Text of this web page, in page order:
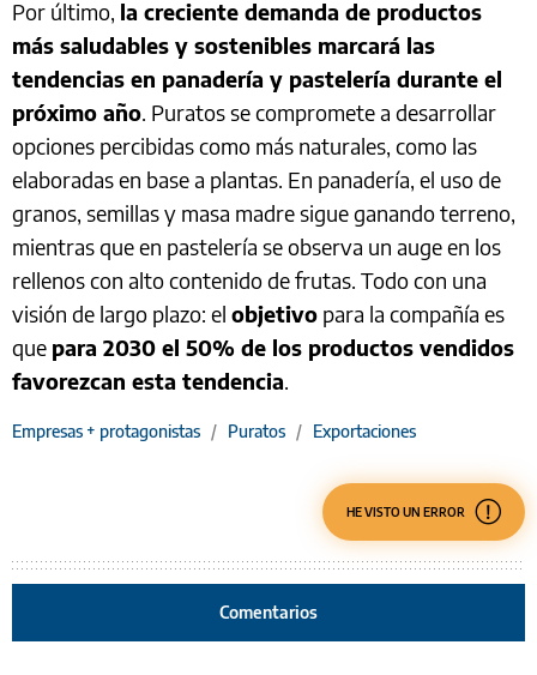
Por último, la creciente demanda de productos
más saludables y sostenibles marcará las
tendencias en panadería y pastelería durante el
próximo año. Puratos se compromete a desarrollar
opciones percibidas como más naturales, como las
elaboradas en base a plantas. En panadería, el uso de
granos, semillas y masa madre sigue ganando terreno,
mientras que en pastelería se observa un auge en los
rellenos con alto contenido de frutas. Todo con una
visión de largo plazo: el objetivo para la compañía es
que para 2030 el 50% de los productos vendidos
favorezcan esta tendencia.
Empresas + protagonistas / Puratos / Exportaciones
HE VISTO UN ERROR
Comentarios